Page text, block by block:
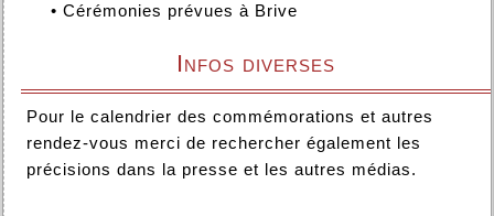
• Cérémonies prévues à Brive
Infos diverses
Pour le calendrier des commémorations et autres
rendez-vous merci de rechercher également les
précisions dans la presse et les autres médias.